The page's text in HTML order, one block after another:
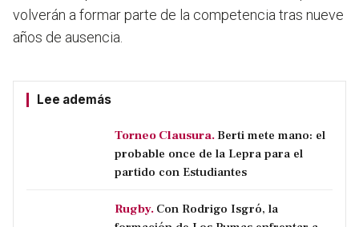
volverán a formar parte de la competencia tras nueve
años de ausencia.
Lee además
Torneo Clausura. Berti mete mano: el
probable once de la Lepra para el
partido con Estudiantes
Rugby. Con Rodrigo Isgró, la